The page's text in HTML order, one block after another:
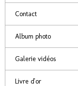
Contact
Album photo
Galerie vidéos
Livre d'or